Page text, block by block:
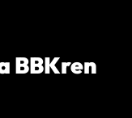
BBKren